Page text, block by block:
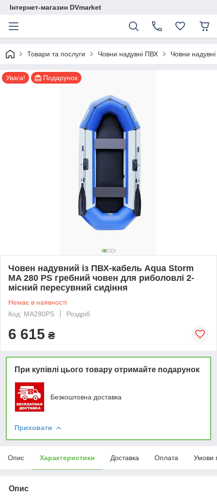
Інтернет-магазин DVmarket
Товари та послуги Човни надувні ПВХ Човни надувні
Увага! Подарунок
Човен надувний із ПВХ-кабель Aqua Storm
MA 280 PS гребний човен для риболовлі 2-
місний пересувний сидіння
Немає в наявності
Код: MA280PS
Роздріб
6 615 ₴
При купівлі цього товару отримайте подарунок
Безкоштовна доставка
Приховати
Опис Характеристики Доставка Оплата Умови
Опис